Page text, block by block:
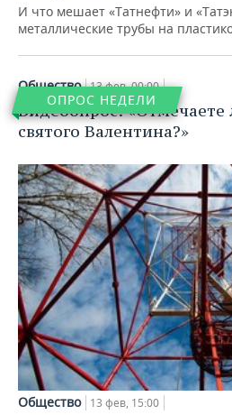
И что мешает «Татнефти» и
металлические трубы на
ОПРОС НЕДЕЛИ
Общество 13 фев, 00:00
Видеоопрос: «Отмечаете
святого Валентина?»
Общество 13 фев, 15:00